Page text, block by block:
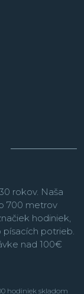
rokov. Naša
700 metrov
hodiniek,
písacích potrieb.
nad 100€
hodiniek skladom